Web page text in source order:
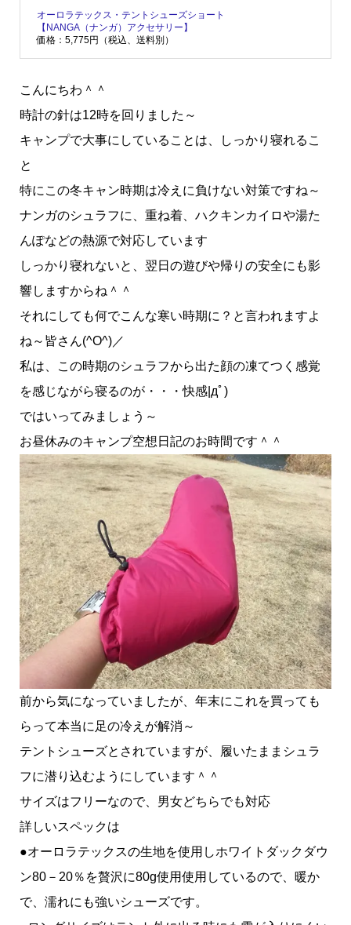
オーロラテックス・テントシューズショート
【NANGA（ナンガ）アクセサリー】
価格：5,775円（税込、送料別）
こんにちわ＾＾
時計の針は12時を回りました～
キャンプで大事にしていることは、しっかり寝れるこ
と
特にこの冬キャン時期は冷えに負けない対策ですね～
ナンガのシュラフに、重ね着、ハクキンカイロや湯た
んぽなどの熱源で対応しています
しっかり寝れないと、翌日の遊びや帰りの安全にも影
響しますからね＾＾
それにしても何でこんな寒い時期に？と言われますよ
ね～皆さん(^O^)／
私は、この時期のシュラフから出た顔の凍てつく感覚
を感じながら寝るのが・・・快感|дﾟ)
ではいってみましょう～
お昼休みのキャンプ空想日記のお時間です＾＾
前から気になっていましたが、年末にこれを買っても
らって本当に足の冷えが解消～
テントシューズとされていますが、履いたままシュラ
フに潜り込むようにしています＾＾
サイズはフリーなので、男女どちらでも対応
詳しいスペックは
●オーロラテックスの生地を使用しホワイトダックダウ
ン80－20％を贅沢に80g使用使用しているので、暖か
で、濡れにも強いシューズです。